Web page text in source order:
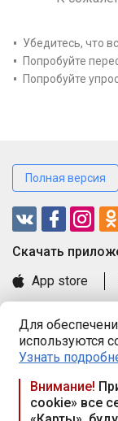
Для
используются
Узнать
Внимание!
cookie» все
Убедитесь, что
Попробуйте
Попробуйте
Полная версия
Cкачать
App store
Книга замечаний
Правила и
Praca.by ©
Республика
117а, пом. № 9.